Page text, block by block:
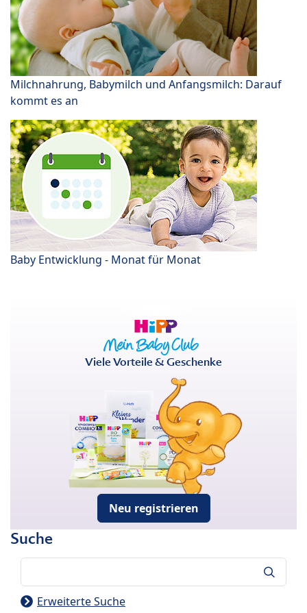
Milchnahrung, Babymilch und Anfangsmilch: Darauf
kommt es an
Baby Entwicklung - Monat für Monat
Viele Vorteile & Geschenke
Neu registrieren
Suche
Erweiterte Suche